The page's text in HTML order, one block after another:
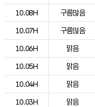
10.08H
구름많음
10.07H
구름많음
10.06H
맑음
10.05H
맑음
10.04H
맑음
10.03H
맑음